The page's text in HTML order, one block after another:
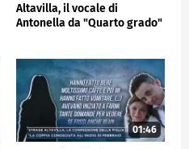
Altavilla, il vocale di
Antonella da "Quarto grado"
01:46